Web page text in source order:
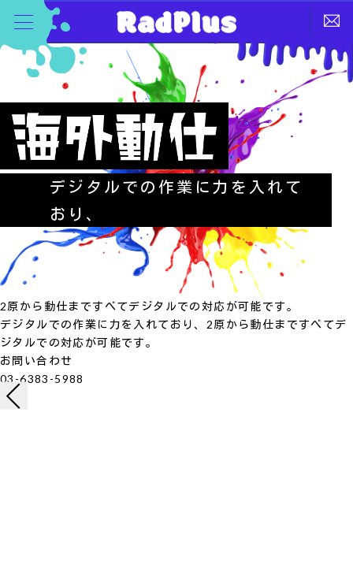
デジタルでの作業に力を入れて
おり、
2原から動仕まですべてデジタルでの対応が可能です。
デジタルでの作業に力を入れており、2原から動仕まですべてデ
ジタルでの対応が可能です。
お問い合わせ
03-6383-5988